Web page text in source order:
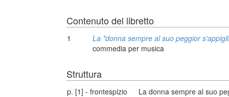
Contenuto del libretto
1
La *donna sempre al suo peggior
commedia per musica
Struttura
p. [1] - frontespizio
La donna sempre al suo